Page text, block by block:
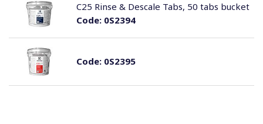
Code:0S2394
C25 Rinse & Descale Tabs, 50 tabs bucket
Code:0S2395